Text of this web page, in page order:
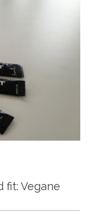
fit: Vegane